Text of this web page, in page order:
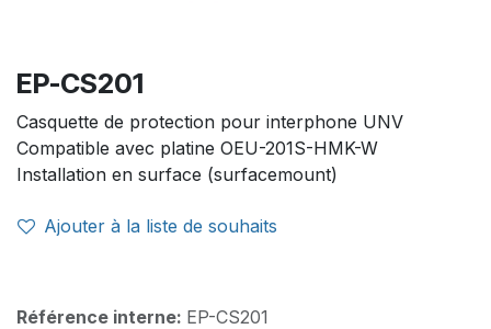
EP-CS201
Casquette de protection pour interphone UNV
Compatible avec platine OEU-201S-HMK-W
Installation en surface (surfacemount)
Ajouter à la liste de souhaits
Référence interne: EP-CS201